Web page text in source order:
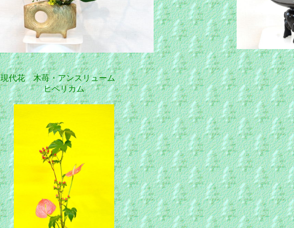
現代花 木苺・アンスリューム
ヒペリカム